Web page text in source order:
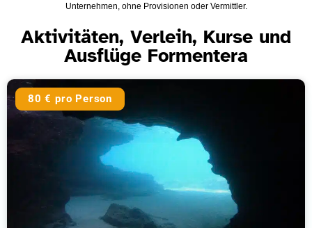
Unternehmen, ohne Provisionen oder Vermittler.
Aktivitäten, Verleih, Kurse und
Ausflüge Formentera
80 € pro Person